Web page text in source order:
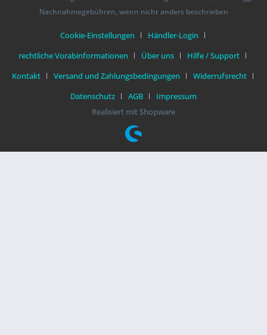
Nachnahmegebühren, wenn nicht anders beschrieben
Cookie-Einstellungen
Händler-Login
rechtliche Vorabinformationen
Über uns
Hilfe / Support
Kontakt
Versand und Zahlungsbedingungen
Widerrufsrecht
Datenschutz
AGB
Impressum
Realisiert mit Shopware